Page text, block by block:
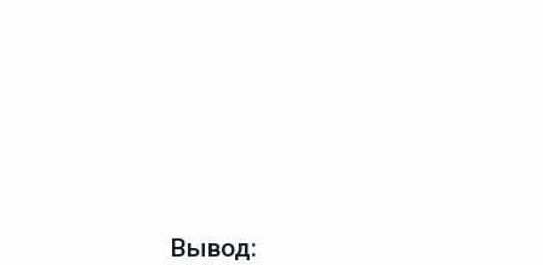
Вывод: